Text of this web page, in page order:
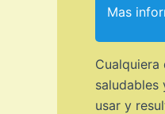
Mas
saludables
usar y